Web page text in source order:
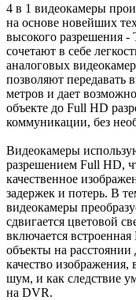
4 в 1 видеокамеры
на основе новейших
высокого разрешения
сочетают в себе
аналоговых
позволяют передавать
метров и дает
объекте до Full HD
коммуникации, без
Видеокамеры
разрешением Full HD,
качественное
задержек и потерь. В
видеокамеры
сдвигается цветовой
включается
объекты на расстоянии
качество
шум, и как следствие
на DVR.